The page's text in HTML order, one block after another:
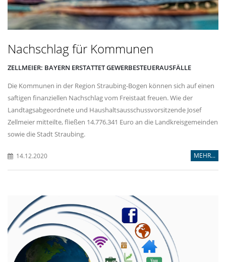
Nachschlag für Kommunen
ZELLMEIER: BAYERN ERSTATTET GEWERBESTEUERAUSFÄLLE
Die Kommunen in der Region Straubing-Bogen können sich auf einen
saftigen finanziellen Nachschlag vom Freistaat freuen. Wie der
Landtagsabgeordnete und Haushaltsausschussvorsitzende Josef
Zellmeier mitteilte, fließen 14.776.341 Euro an die Landkreisgemeinden
sowie die Stadt Straubing.
14.12.2020 MEHR...